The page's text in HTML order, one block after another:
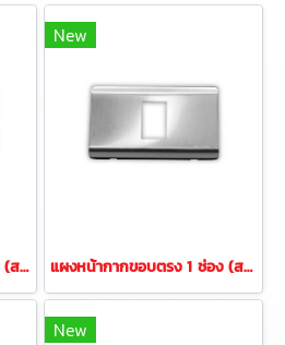
แผงหน้ากากขอบตรง 2 ช่อง (สแตนเลส)
New
แผงหน้ากากขอบตรง 1 ช่อง (สแตนเลส)
New